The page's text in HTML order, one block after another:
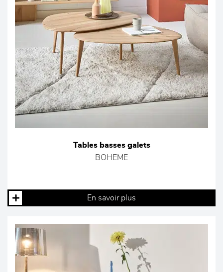
Tables basses galets
BOHEME
En savoir plus